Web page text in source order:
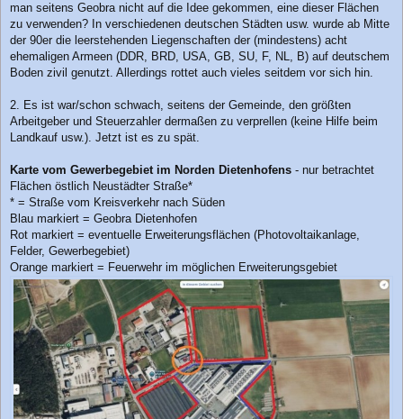
man seitens Geobra nicht auf die Idee gekommen, eine dieser Flächen
zu verwenden? In verschiedenen deutschen Städten usw. wurde ab Mitte
der 90er die leerstehenden Liegenschaften der (mindestens) acht
ehemaligen Armeen (DDR, BRD, USA, GB, SU, F, NL, B) auf deutschem
Boden zivil genutzt. Allerdings rottet auch vieles seitdem vor sich hin.
2. Es ist war/schon schwach, seitens der Gemeinde, den größten
Arbeitgeber und Steuerzahler dermaßen zu verprellen (keine Hilfe beim
Landkauf usw.). Jetzt ist es zu spät.
Karte vom Gewerbegebiet im Norden Dietenhofens - nur betrachtet
Flächen östlich Neustädter Straße*
* = Straße vom Kreisverkehr nach Süden
Blau markiert = Geobra Dietenhofen
Rot markiert = eventuelle Erweiterungsflächen (Photovoltaikanlage,
Felder, Gewerbegebiet)
Orange markiert = Feuerwehr im möglichen Erweiterungsgebiet